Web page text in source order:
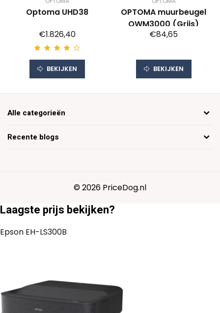
Optoma UHD38
€1.826,40
BEKIJKEN
OPTOMA muurbeugel
OWM3000 (Grijs)
€84,65
BEKIJKEN
Recente blogs
Alle categorieën
© 2026 PriceDog.nl
Laagste prijs bekijken?
Epson EH-LS300B